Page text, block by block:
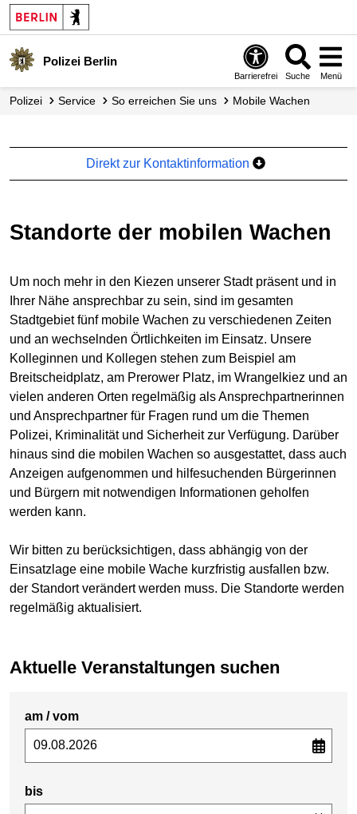
Polizei Berlin
Barrierefrei Suche Menü
Polizei Service So erreichen Sie uns Mobile Wachen
Direkt zur Kontaktinformation
Standorte der mobilen Wachen
Um noch mehr in den Kiezen unserer Stadt präsent und in
Ihrer Nähe ansprechbar zu sein, sind im gesamten
Stadtgebiet fünf mobile Wachen zu verschiedenen Zeiten
und an wechselnden Örtlichkeiten im Einsatz. Unsere
Kolleginnen und Kollegen stehen zum Beispiel am
Breitscheidplatz, am Prerower Platz, im Wrangelkiez und an
vielen anderen Orten regelmäßig als Ansprechpartnerinnen
und Ansprechpartner für Fragen rund um die Themen
Polizei, Kriminalität und Sicherheit zur Verfügung. Darüber
hinaus sind die mobilen Wachen so ausgestattet, dass auch
Anzeigen aufgenommen und hilfesuchenden Bürgerinnen
und Bürgern mit notwendigen Informationen geholfen
werden kann.
Wir bitten zu berücksichtigen, dass abhängig von der
Einsatzlage eine mobile Wache kurzfristig ausfallen bzw.
der Standort verändert werden muss. Die Standorte werden
regelmäßig aktualisiert.
Aktuelle Veranstaltungen suchen
am / vom
bis